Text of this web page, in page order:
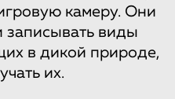
камеру. Они
виды
в дикой природе,
их.